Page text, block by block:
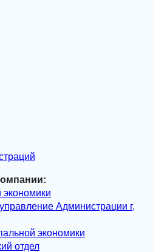
экономики
Администрации г,
экономики
отдел